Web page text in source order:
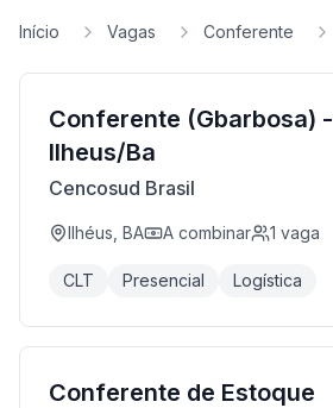
Início Vagas Conferente
Conferente (Gbarbosa) -
Ilheus/Ba
Cencosud Brasil
Ilhéus, BA A combinar 1 vaga
CLT Presencial Logística
Conferente de Estoque